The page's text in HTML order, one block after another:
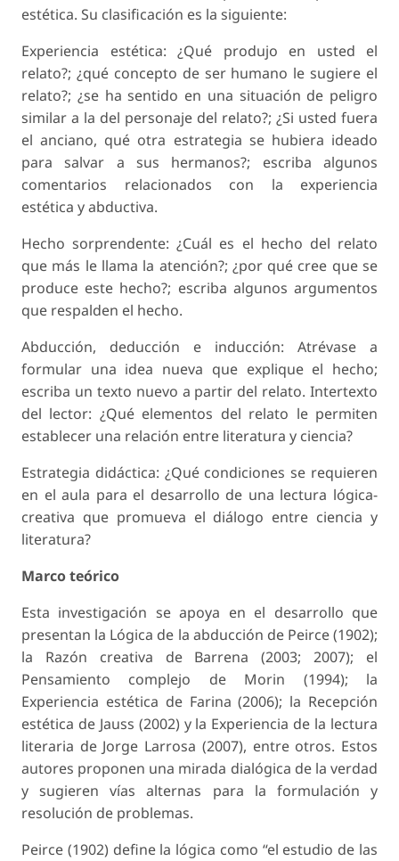
estética. Su clasificación es la siguiente:
Experiencia estética: ¿Qué produjo en usted el
relato?; ¿qué concepto de ser humano le sugiere el
relato?; ¿se ha sentido en una situación de peligro
similar a la del personaje del relato?; ¿Si usted fuera
el anciano, qué otra estrategia se hubiera ideado
para salvar a sus hermanos?; escriba algunos
comentarios relacionados con la experiencia
estética y abductiva.
Hecho sorprendente: ¿Cuál es el hecho del relato
que más le llama la atención?; ¿por qué cree que se
produce este hecho?; escriba algunos argumentos
que respalden el hecho.
Abducción, deducción e inducción: Atrévase a
formular una idea nueva que explique el hecho;
escriba un texto nuevo a partir del relato. Intertexto
del lector: ¿Qué elementos del relato le permiten
establecer una relación entre literatura y ciencia?
Estrategia didáctica: ¿Qué condiciones se requieren
en el aula para el desarrollo de una lectura lógica-
creativa que promueva el diálogo entre ciencia y
literatura?
Marco teórico
Esta investigación se apoya en el desarrollo que
presentan la Lógica de la abducción de Peirce (1902);
la Razón creativa de Barrena (2003; 2007); el
Pensamiento complejo de Morin (1994); la
Experiencia estética de Farina (2006); la Recepción
estética de Jauss (2002) y la Experiencia de la lectura
literaria de Jorge Larrosa (2007), entre otros. Estos
autores proponen una mirada dialógica de la verdad
y sugieren vías alternas para la formulación y
resolución de problemas.
Peirce (1902) define la lógica como “el estudio de las